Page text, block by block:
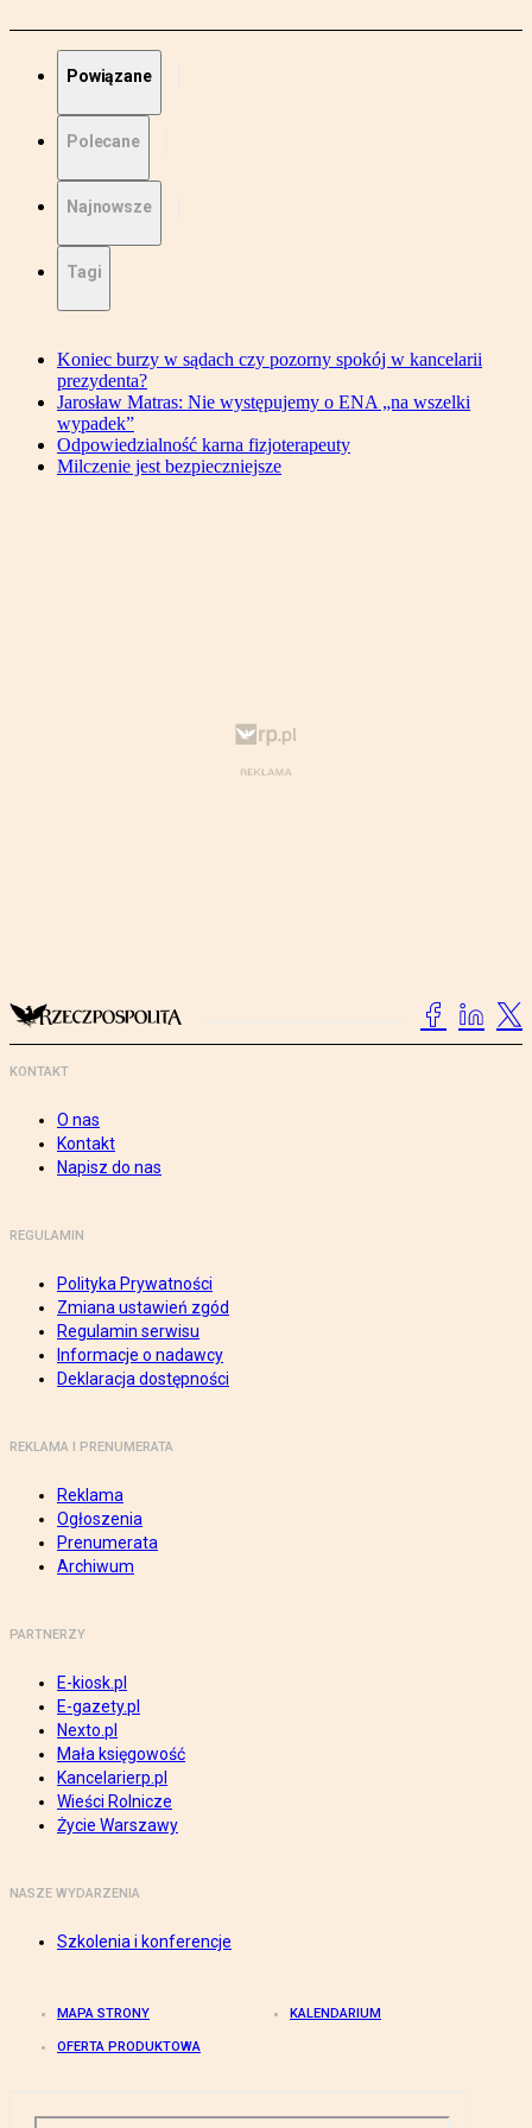
Powiązane
Polecane
Najnowsze
Tagi
Koniec burzy w sądach czy pozorny spokój w kancelarii
prezydenta?
Jarosław Matras: Nie występujemy o ENA „na wszelki
wypadek”
Odpowiedzialność karna fizjoterapeuty
Milczenie jest bezpieczniejsze
KONTAKT
O nas
Kontakt
Napisz do nas
REGULAMIN
Polityka Prywatności
Zmiana ustawień zgód
Regulamin serwisu
Informacje o nadawcy
Deklaracja dostępności
REKLAMA I PRENUMERATA
Reklama
Ogłoszenia
Prenumerata
Archiwum
PARTNERZY
E-kiosk.pl
E-gazety.pl
Nexto.pl
Mała księgowość
Kancelarierp.pl
Wieści Rolnicze
Życie Warszawy
NASZE WYDARZENIA
Szkolenia i konferencje
MAPA STRONY KALENDARIUM
OFERTA PRODUKTOWA